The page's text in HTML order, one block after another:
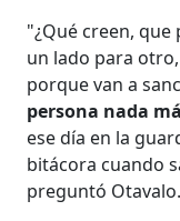
"¿Qué creen, que
un lado para
porque van a
persona nada
ese día en la
bitácora cuando
preguntó Otavalo.